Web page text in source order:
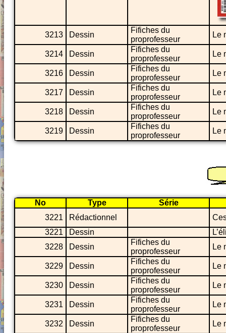
3213 Dessin
Fifiches du
proprofesseur
Le
3214 Dessin
Fifiches du
proprofesseur
Le
3216 Dessin
Fifiches du
proprofesseur
Le
3217 Dessin
Fifiches du
proprofesseur
Le
3218 Dessin
Fifiches du
proprofesseur
Le
3219 Dessin
Fifiches du
proprofesseur
Le
No Type
Série
3221
Rédactionnel
3221
Dessin
3228
Dessin
Fifiches du
proprofesseur
Le
3229 Dessin
Fifiches du
proprofesseur
Le
3230 Dessin
Fifiches du
proprofesseur
Le
3231 Dessin
Fifiches du
proprofesseur
Le
3232 Dessin
Fifiches du
proprofesseur
Le